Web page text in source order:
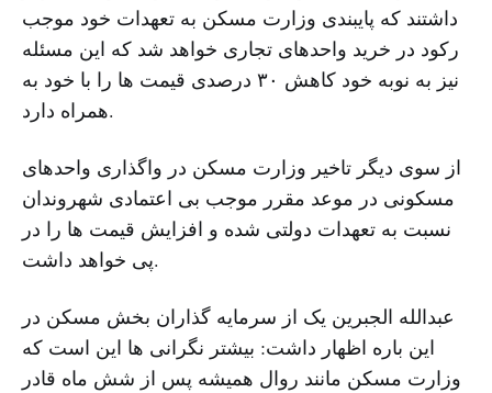
داشتند که پایبندی وزارت مسکن به تعهدات خود موجب
رکود در خرید واحدهای تجاری خواهد شد که این مسئله
نیز به نوبه خود کاهش ۳۰ درصدی قیمت ها را با خود به
همراه دارد.
از سوی دیگر تاخیر وزارت مسکن در واگذاری واحدهای
مسکونی در موعد مقرر موجب بی اعتمادی شهروندان
نسبت به تعهدات دولتی شده و افزایش قیمت ها را در
پی خواهد داشت.
عبدالله الجبرین یک از سرمایه گذاران بخش مسکن در
این باره اظهار داشت: بیشتر نگرانی ها این است که
وزارت مسکن مانند روال همیشه پس از شش ماه قادر